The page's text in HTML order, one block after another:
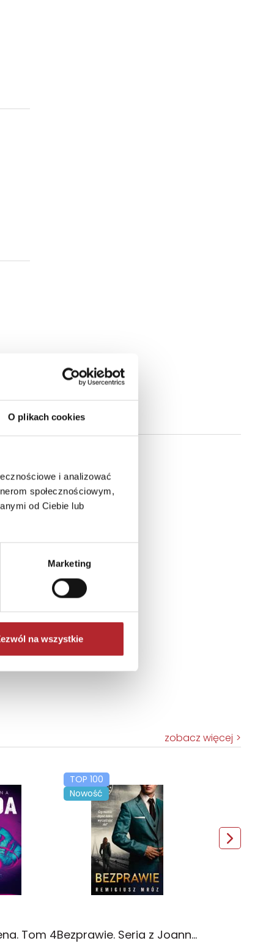
O plikach cookies
i analizować
społecznościowym,
od Ciebie lub
Marketing
na wszystkie
zobacz więcej
Tom 4
TOP 100
Nowość
Bezprawie. Seria z Joanną Chyłką. Tom 20